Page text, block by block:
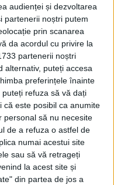
audienței și dezvoltarea
partenerii noștri putem
prin scanarea
da acordul cu privire la
partenerii noștri
alternativ, puteți accesa
preferințele înainte
refuza să vă dați
că este posibil ca anumite
personal să nu necesite
de a refuza o astfel de
numai acestui site
sau să vă retrageți
la acest site și
din partea de jos a
aprilie 1943 a
către
din zonă,
precum și
din grupul
de coduri erau
și